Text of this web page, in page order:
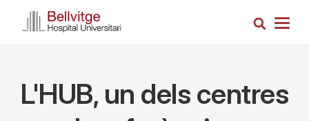
Cerca
L'HUB, un dels centres